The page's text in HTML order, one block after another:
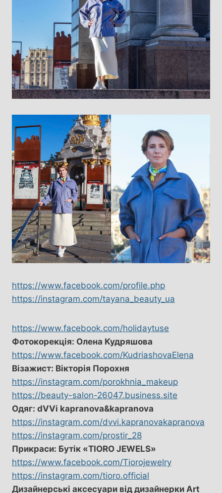
https://www.facebook.com/profile.php
https://instagram.com/tayana_beauty_ua
https://www.facebook.com/holidaytuse
Фотокорекція: Олена Кудряшова
https://www.facebook.com/KudriashovaElena
Візажист: Вікторія Порохня
https://instagram.com/porokhnia_makeup
https://beauty-salon-26047.business.site
Одяг: dVVi kapranova&kapranova
https://instagram.com/dvvi.kapranovakapranova
https://instagram.com/prostir_28
Прикраси: Бутік «TIORO JEWELS»
https://www.facebook.com/Tiorojewelry
https://instagram.com/tioro.official
Дизайнерські аксесуари від дизайнерки Art